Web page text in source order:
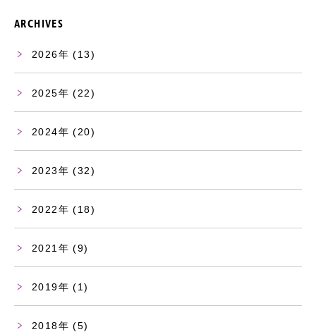
ARCHIVES
2026 (13)
2025 (22)
2024 (20)
2023 (32)
2022 (18)
2021 (9)
2019 (1)
2018 (5)